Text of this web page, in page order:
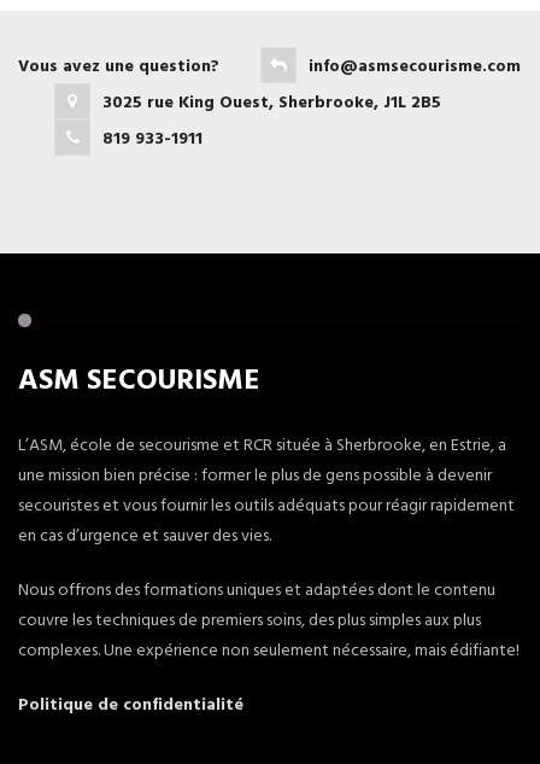
Vous avez une question?
info@asmsecourisme.com
3025 rue King Ouest, Sherbrooke, J1L 2B5
819 933-1911
ASM SECOURISME
L’ASM, école de secourisme et RCR située à Sherbrooke, en Estrie, a
une mission bien précise : former le plus de gens possible à devenir
secouristes et vous fournir les outils adéquats pour réagir rapidement
en cas d’urgence et sauver des vies.
Nous offrons des formations uniques et adaptées dont le contenu
couvre les techniques de premiers soins, des plus simples aux plus
complexes. Une expérience non seulement nécessaire, mais édifiante!
Politique de confidentialité